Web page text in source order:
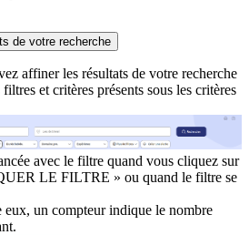
de votre recherche
affiner les résultats de votre recherche
et critères présents sous les critères
avec le filtre quand vous cliquez sur
LE FILTRE » ou quand le filtre se
eux, un compteur indique le nombre